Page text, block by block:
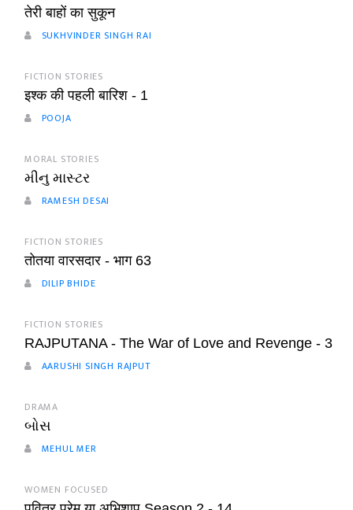
तेरी बाहों का सुकून
SUKHVINDER SINGH RAI
FICTION STORIES
इश्क की पहली बारिश - 1
POOJA
MORAL STORIES
મીનુ માસ્ટર
RAMESH DESAI
FICTION STORIES
तोतया वारसदार - भाग 63
DILIP BHIDE
FICTION STORIES
RAJPUTANA - The War of Love and Revenge - 3
AARUSHI SINGH RAJPUT
DRAMA
બોસ
MEHUL MER
WOMEN FOCUSED